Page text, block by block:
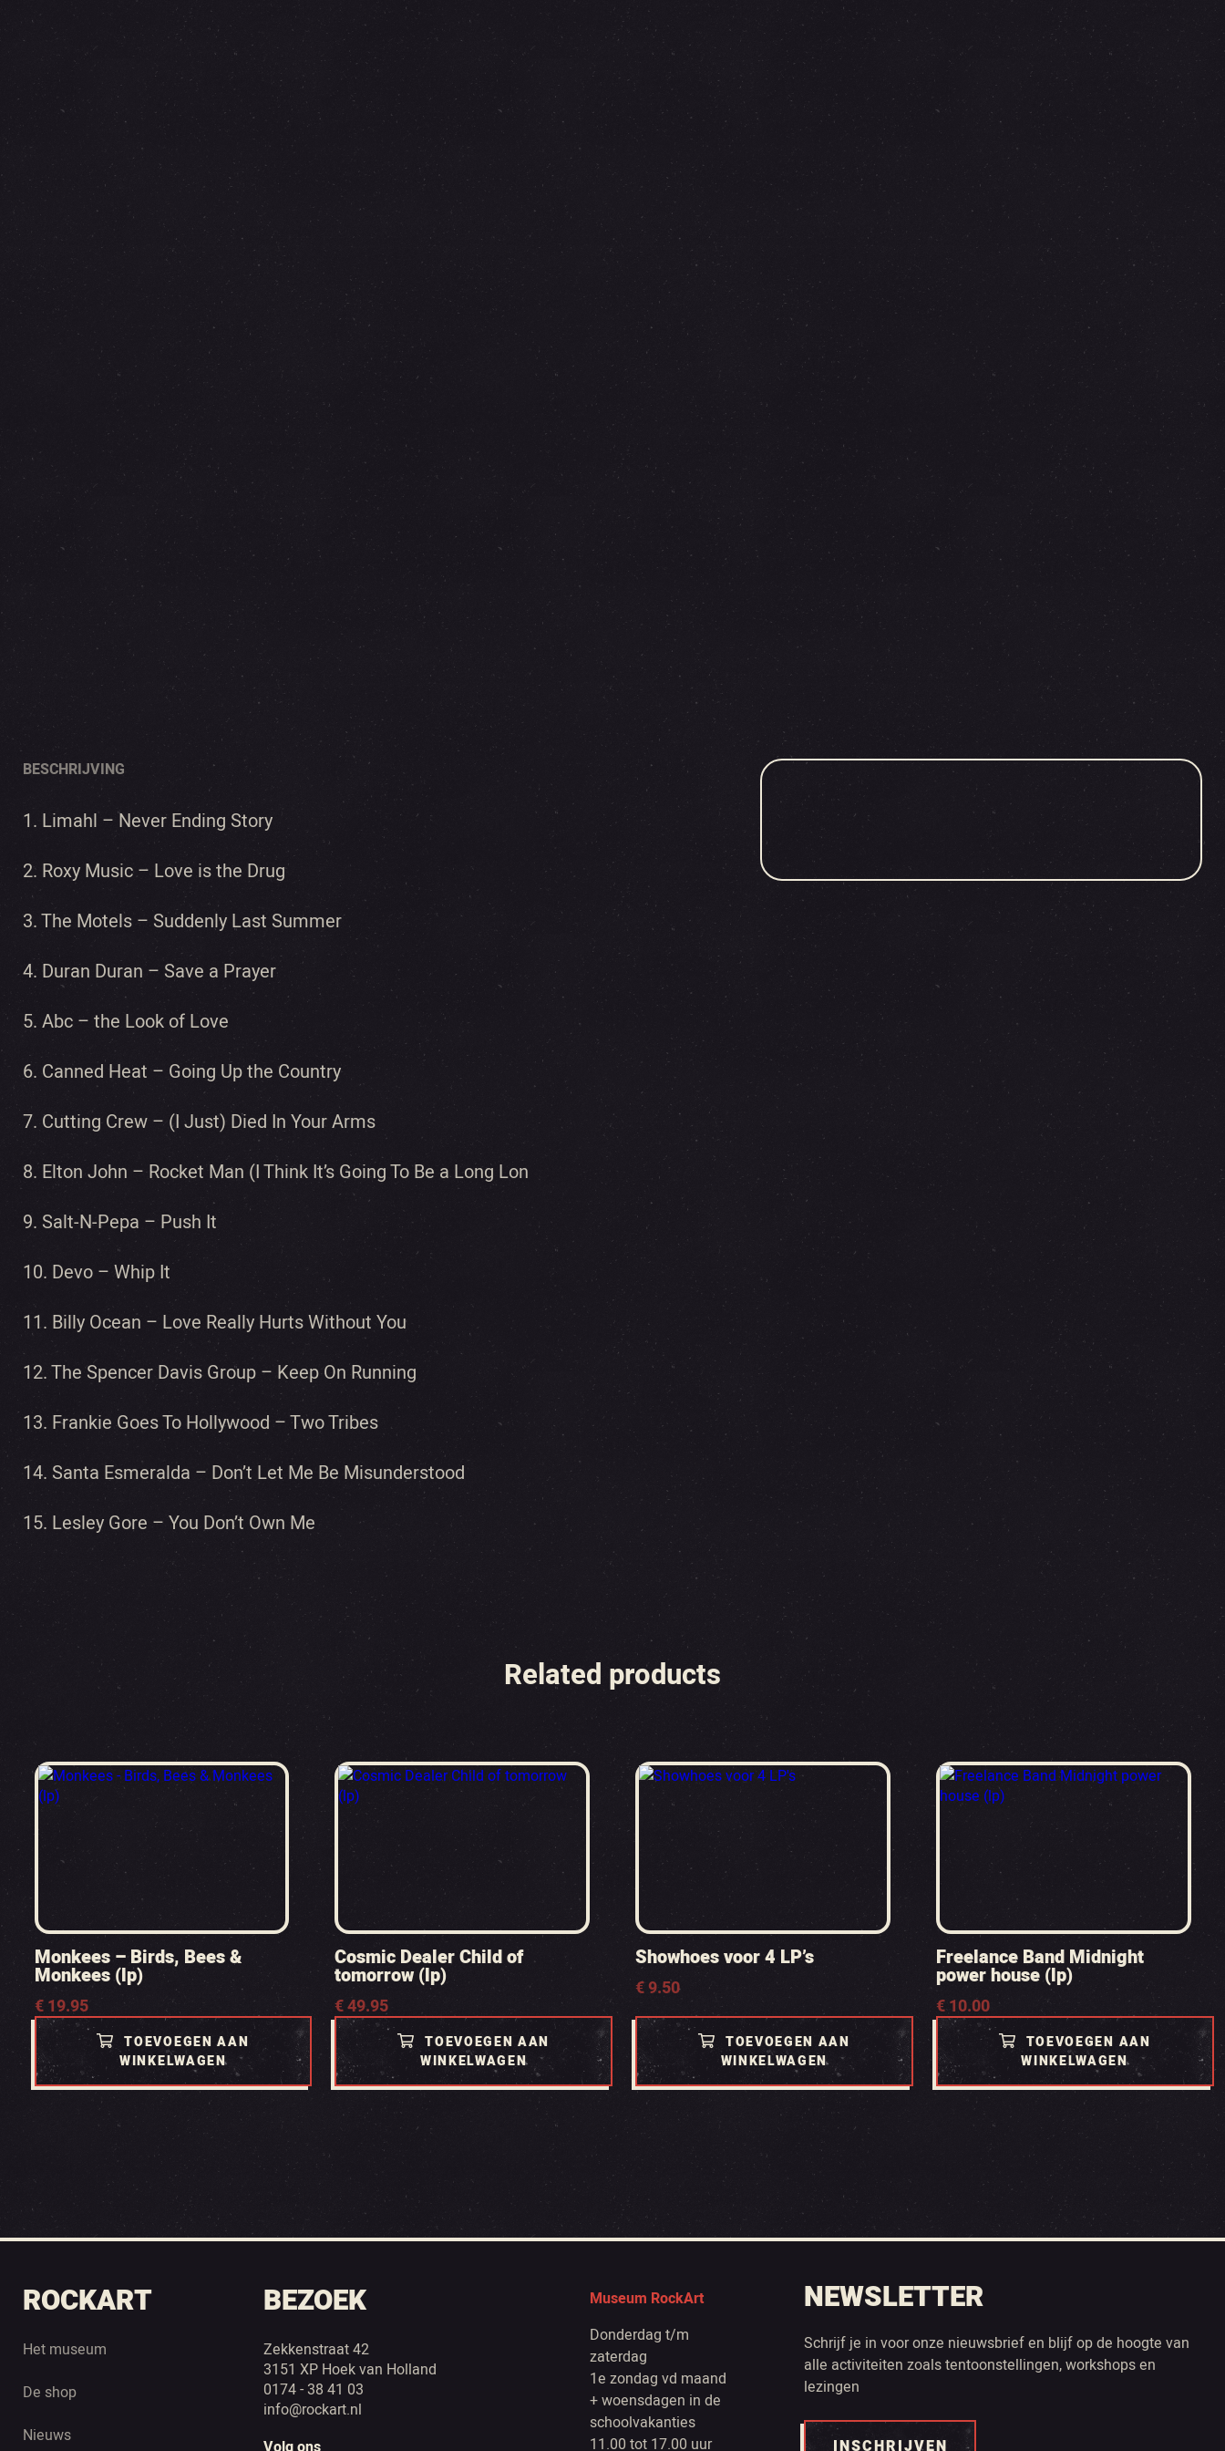
BESCHRIJVING
1. Limahl – Never Ending Story
2. Roxy Music – Love is the Drug
3. The Motels – Suddenly Last Summer
4. Duran Duran – Save a Prayer
5. Abc – the Look of Love
6. Canned Heat – Going Up the Country
7. Cutting Crew – (I Just) Died In Your Arms
8. Elton John – Rocket Man (I Think It’s Going To Be a Long Lon
9. Salt-N-Pepa – Push It
10. Devo – Whip It
11. Billy Ocean – Love Really Hurts Without You
12. The Spencer Davis Group – Keep On Running
13. Frankie Goes To Hollywood – Two Tribes
14. Santa Esmeralda – Don’t Let Me Be Misunderstood
15. Lesley Gore – You Don’t Own Me
Related products
Monkees – Birds, Bees &
Monkees (lp)
€19.95
TOEVOEGEN AAN
WINKELWAGEN
Cosmic Dealer Child of
tomorrow (lp)
€49.95
TOEVOEGEN AAN
WINKELWAGEN
Showhoes voor 4 LP’s
€9.50
TOEVOEGEN AAN
WINKELWAGEN
Freelance Band Midnight
power house (lp)
€10.00
TOEVOEGEN AAN
WINKELWAGEN
ROCKART
Het museum
De shop
Nieuws
BEZOEK
Zekkenstraat 42
3151 XP Hoek van Holland
0174 - 38 41 03
info@rockart.nl
Museum RockArt
Donderdag t/m
zaterdag
1e zondag vd maand
+ woensdagen in de
schoolvakanties
11.00 tot 17.00 uur
NEWSLETTER
Schrijf je in voor onze nieuwsbrief en blijf op de hoogte van
alle activiteiten zoals tentoonstellingen, workshops en
lezingen
INSCHRIJVEN